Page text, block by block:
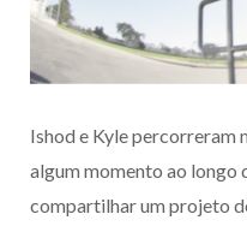
Ishod e Kyle percorreram
algum momento ao longo
compartilhar um projeto